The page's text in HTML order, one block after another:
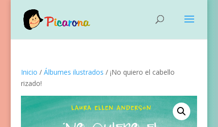
Inicio / Álbumes ilustrados / ¡No quiero el cabello
rizado!